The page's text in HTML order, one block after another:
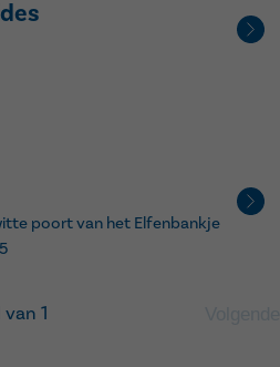
poort van het Elfenbankje
van 1